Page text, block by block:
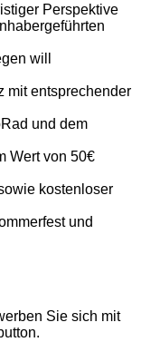
Perspektive
will
mit entsprechender
und dem
Wert von 50€
kostenloser
und
Sie sich mit